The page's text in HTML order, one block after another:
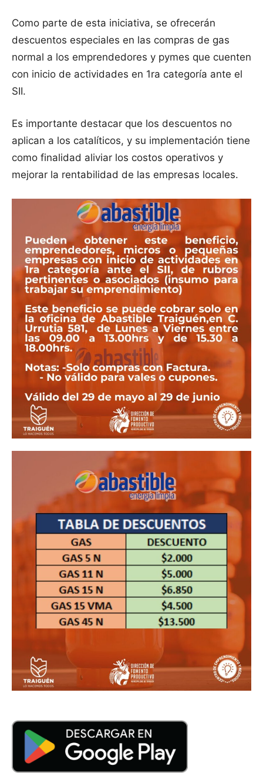
Como parte de esta iniciativa, se ofrecerán
descuentos especiales en las compras de gas
normal a los emprendedores y pymes que cuenten
con inicio de actividades en 1ra categoría ante el
SII.
Es importante destacar que los descuentos no
aplican a los catalíticos, y su implementación tiene
como finalidad aliviar los costos operativos y
mejorar la rentabilidad de las empresas locales.